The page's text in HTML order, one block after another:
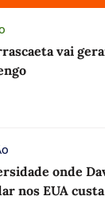
vai
onde
nos EUA